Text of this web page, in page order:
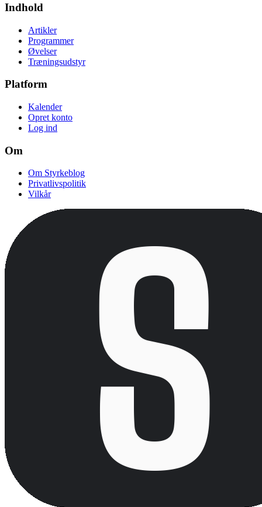
Indhold
Artikler
Programmer
Øvelser
Træningsudstyr
Platform
Kalender
Opret konto
Log ind
Om
Om Styrkeblog
Privatlivspolitik
Vilkår